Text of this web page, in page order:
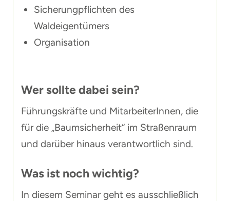
Sicherungpflichten des
Waldeigentümers
Organisation
Wer sollte dabei sein?
Führungskräfte und MitarbeiterInnen, die
für die „Baumsicherheit“ im Straßenraum
und darüber hinaus verantwortlich sind.
Was ist noch wichtig?
In diesem Seminar geht es ausschließlich